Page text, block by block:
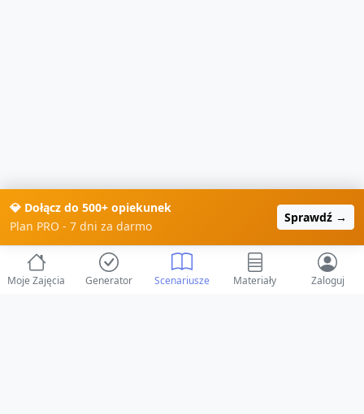
💎 Dołącz do 500+ opiekunek
Plan PRO - 7 dni za darmo
Sprawdź →
Moje Zajęcia Generator Scenariusze Materiały Zaloguj